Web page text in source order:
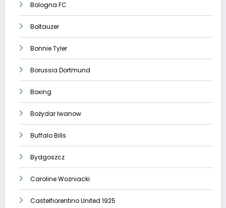
Bologna FC
Boltauzer
Bonnie Tyler
Borussia Dortmund
Boxing
Bożydar Iwanow
Buffalo Bills
Bydgoszcz
Caroline Wozniacki
Castelfiorentino United 1925